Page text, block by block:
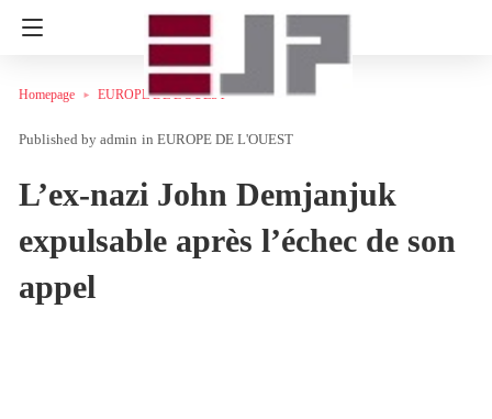
Homepage EUROPE DE L'OUEST
admin in EUROPE DE L'OUEST
L’ex-nazi John Demjanjuk
expulsable après l’échec de son
appel